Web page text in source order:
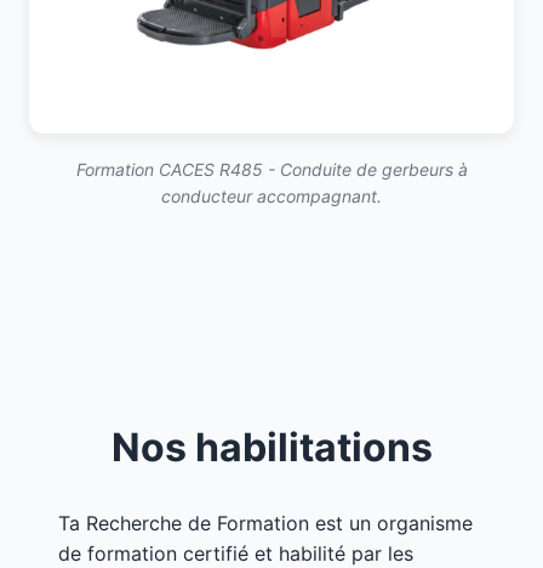
Formation CACES R485 - Conduite de gerbeurs à
conducteur accompagnant.
Nos habilitations
Ta Recherche de Formation est un organisme
de formation certifié et habilité par les